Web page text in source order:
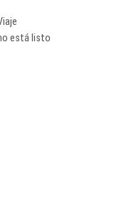
está listo